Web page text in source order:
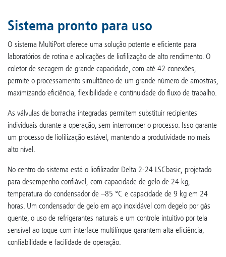
Sistema pronto para uso
O sistema MultiPort oferece uma solução potente e eficiente para
laboratórios de rotina e aplicações de liofilização de alto rendimento. O
coletor de secagem de grande capacidade, com até 42 conexões,
permite o processamento simultâneo de um grande número de amostras,
maximizando eficiência, flexibilidade e continuidade do fluxo de trabalho.
As válvulas de borracha integradas permitem substituir recipientes
individuais durante a operação, sem interromper o processo. Isso garante
um processo de liofilização estável, mantendo a produtividade no mais
alto nível.
No centro do sistema está o liofilizador Delta 2-24 LSCbasic, projetado
para desempenho confiável, com capacidade de gelo de 24 kg,
temperatura do condensador de –85 °C e capacidade de 9 kg em 24
horas. Um condensador de gelo em aço inoxidável com degelo por gás
quente, o uso de refrigerantes naturais e um controle intuitivo por tela
sensível ao toque com interface multilíngue garantem alta eficiência,
confiabilidade e facilidade de operação.